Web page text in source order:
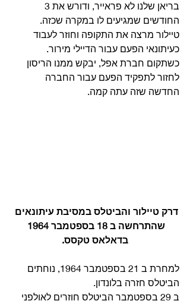
החודשים שמגיעים לו במקרה שכזה.
טיילור מרצה את התקופה וחוזר לעבוד
כעיתונאי הפעם עבור הדיילי מירור.
כשתקום חברת אפל, יבקש ממנו הריסון
לחזור לתפקיד הפעם עבור החברה
החדשה שזה עתה קמה.
דרק טיילור והביטלס במסיבת עיתונאים
בדאלאס טקסס.
למחרת ב 21 בספטמבר 1964, נוחתים
הביטלס חזרה בלונדון.
ב 29 בספטמבר הביטלס חוזרים לאולפני